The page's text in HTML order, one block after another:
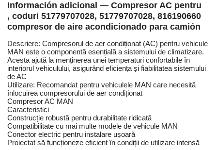
Información adicional — Compresor AC pentru
, coduri 51779707028, 51779707028, 816190660
compresor de aire acondicionado para camión
Descriere: Compresorul de aer condiționat (AC) pentru vehicule
MAN este o componentă esențială a sistemului de climatizare.
Acesta ajută la menținerea unei temperaturi confortabile în
interiorul vehiculului, asigurând eficiența și fiabilitatea sistemului
de AC
Utilizare: Recomandat pentru vehiculele MAN care necesită
înlocuirea compresorului de aer condiționat
Compresor AC MAN
Caracteristici
Construcție robustă pentru durabilitate ridicată
Compatibilitate cu mai multe modele de vehicule MAN
Conector electric pentru instalare ușoară
Proiectat să funcționeze eficient în condiții de utilizare intensă